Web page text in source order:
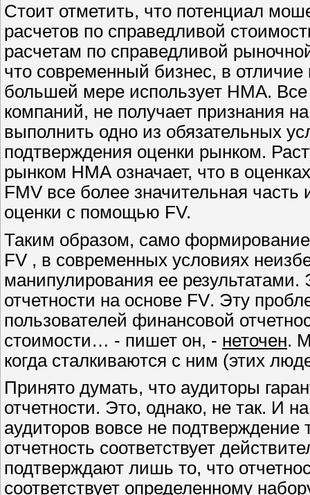
Стоит отметить, что потенциал
расчетов по справедливой
расчетам по справедливой
что современный бизнес, в отличие
большей мере использует НМА.
компаний, не получает признания
выполнить одно из обязательных
подтверждения оценки рынком.
рынком НМА означает, что в
FMV все более значительная
оценки с помощью FV.
Таким образом, само
FV , в современных условиях
манипулирования ее
отчетности на основе FV. Эту
пользователей финансовой
стоимости… - пишет он, - неточен.
когда сталкиваются с ним (этих
Принято думать, что аудиторы
отчетности. Это, однако, не так. И
аудиторов вовсе не
отчетность соответствует
подтверждают лишь то, что
соответствует определенному